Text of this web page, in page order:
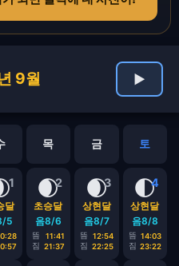
9월 ▶
목 금 토
1
달
5
2
🌒
초승달
음8/6
뜸
11:41
짐 21:37
3
🌒
상현달
음8/7
뜸
12:54
짐 22:25
4
🌓
상현달
음8/8
뜸 14:03
짐 23:22